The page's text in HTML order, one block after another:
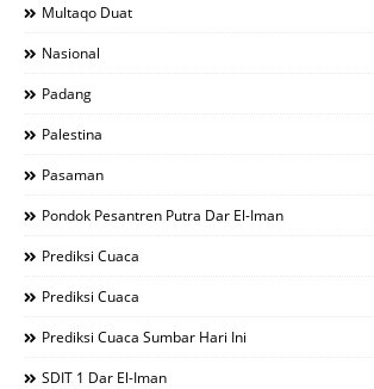
Multaqo Duat
Nasional
Padang
Palestina
Pasaman
Pondok Pesantren Putra Dar El-Iman
Prediksi Cuaca
Prediksi Cuaca
Prediksi Cuaca Sumbar Hari Ini
SDIT 1 Dar El-Iman